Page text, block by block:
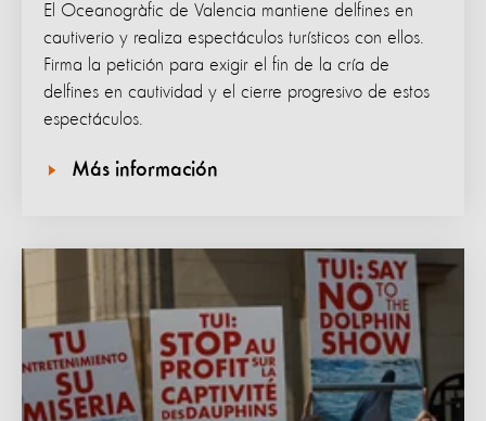
El Oceanogràfic de Valencia mantiene delfines en
cautiverio y realiza espectáculos turísticos con ellos.
Firma la petición para exigir el fin de la cría de
delfines en cautividad y el cierre progresivo de estos
espectáculos.
Más información